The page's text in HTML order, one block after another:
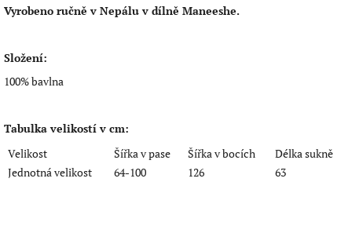
Vyrobeno ručně v Nepálu v dílně Maneeshe.
Složení:
100% bavlna
Tabulka velikostí v cm:
Velikost
Šířka v pase Šířka v bocích
Délka sukně
Jednotná velikost
64-100 126 63